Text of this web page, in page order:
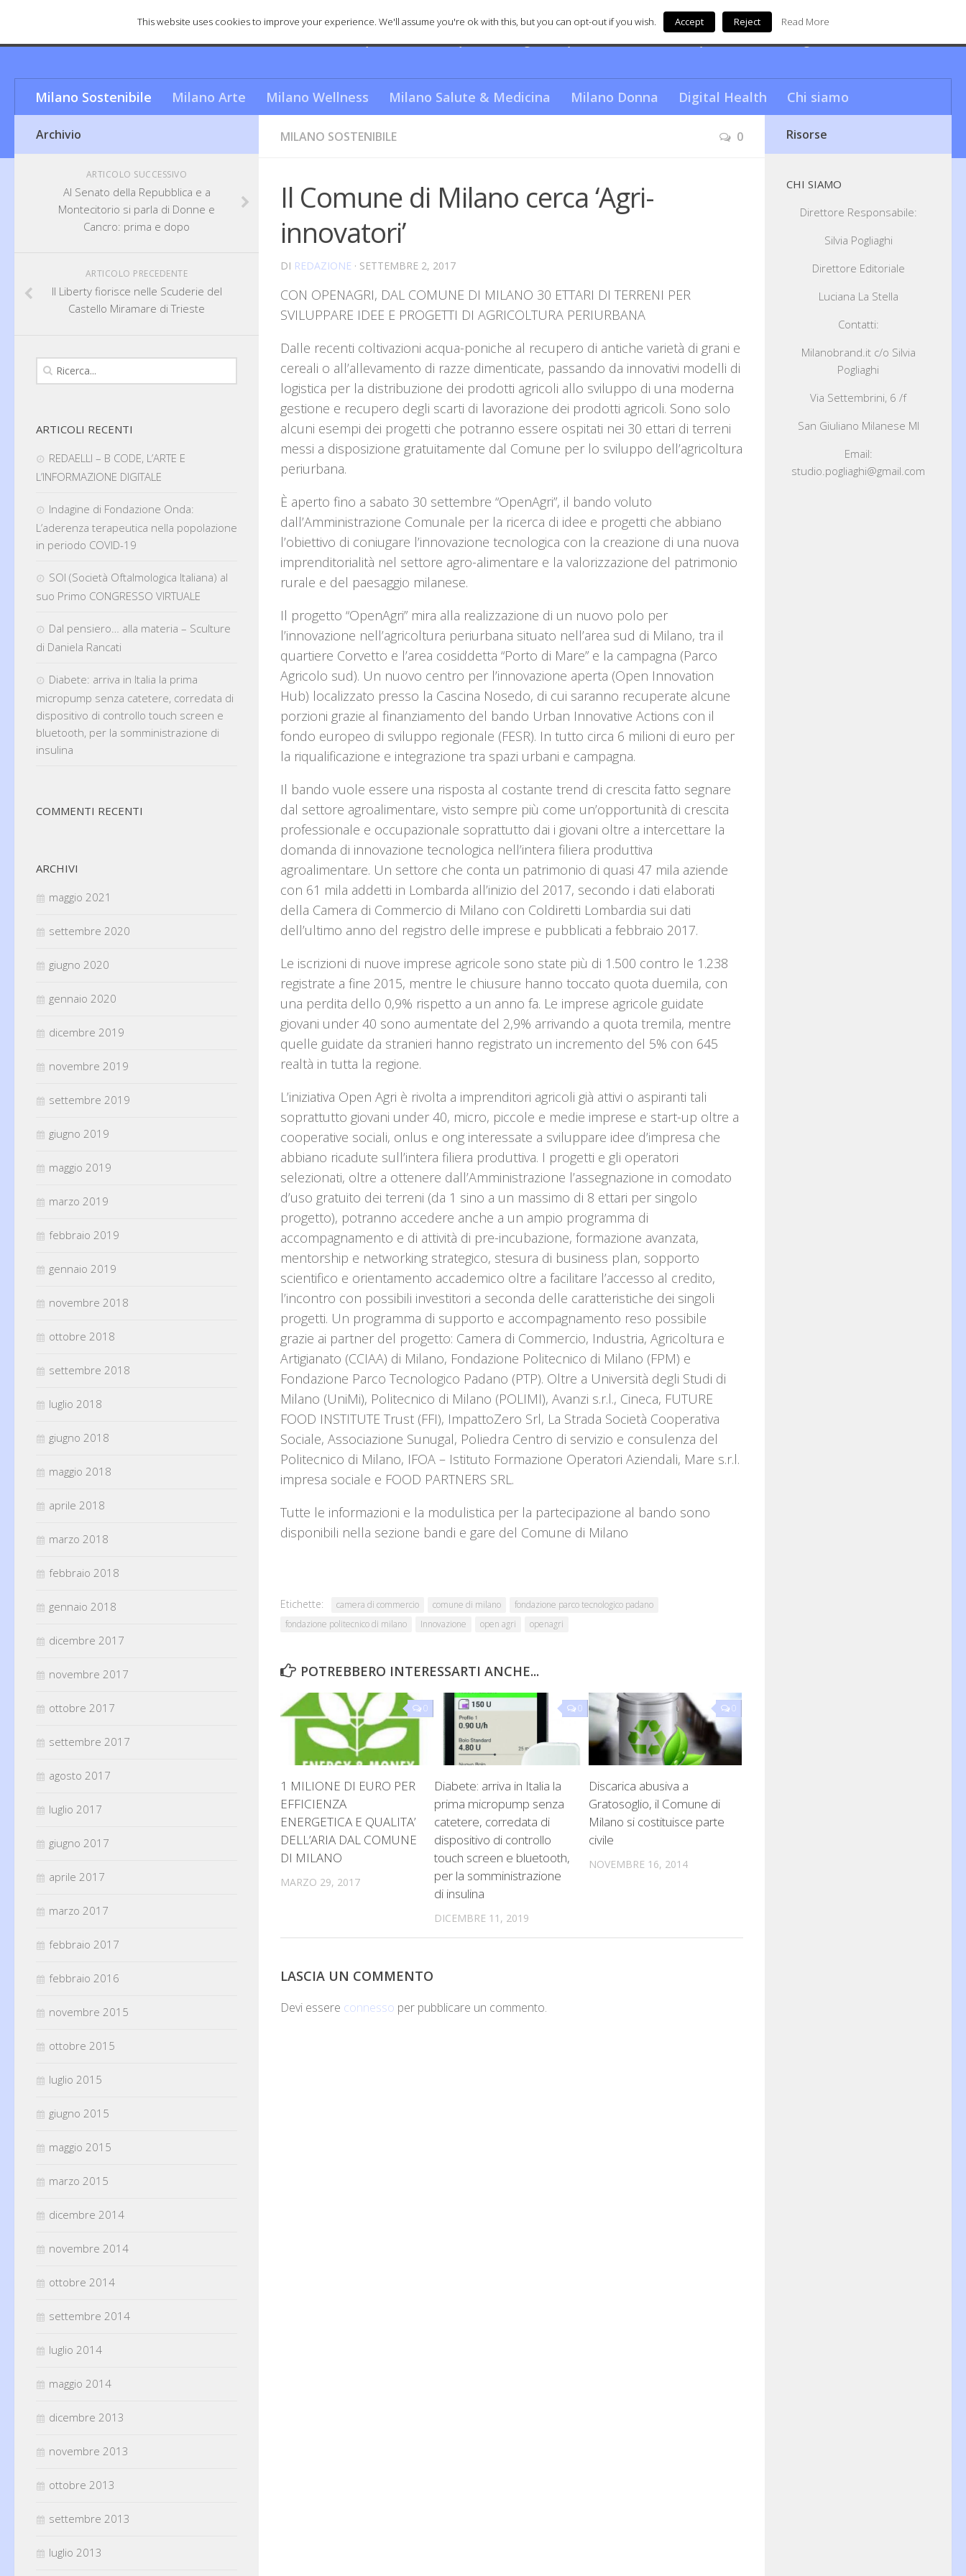
Cosa rende Milano una città unica e spettacolare? Scopriamo i segreti e quello che rende unica questa città…da sogno!
Milano Sostenibile Milano Arte Milano Wellness Milano Salute & Medicina Milano Donna Digital Health Chi siamo
MILANO SOSTENIBILE 0
Il Comune di Milano cerca ‘Agri-
innovatori’
DI REDAZIONE · SETTEMBRE 2, 2017
CON OPENAGRI, DAL COMUNE DI MILANO 30 ETTARI DI TERRENI PER
SVILUPPARE IDEE E PROGETTI DI AGRICOLTURA PERIURBANA
Dalle recenti coltivazioni acqua-poniche al recupero di antiche varietà di grani e
cereali o all’allevamento di razze dimenticate, passando da innovativi modelli di
logistica per la distribuzione dei prodotti agricoli allo sviluppo di una moderna
gestione e recupero degli scarti di lavorazione dei prodotti agricoli. Sono solo
alcuni esempi dei progetti che potranno essere ospitati nei 30 ettari di terreni
messi a disposizione gratuitamente dal Comune per lo sviluppo dell’agricoltura
periurbana.
È aperto fino a sabato 30 settembre “OpenAgri”, il bando voluto
dall’Amministrazione Comunale per la ricerca di idee e progetti che abbiano
l’obiettivo di coniugare l’innovazione tecnologica con la creazione di una nuova
imprenditorialità nel settore agro-alimentare e la valorizzazione del patrimonio
rurale e del paesaggio milanese.
Il progetto “OpenAgri” mira alla realizzazione di un nuovo polo per
l’innovazione nell’agricoltura periurbana situato nell’area sud di Milano, tra il
quartiere Corvetto e l’area cosiddetta “Porto di Mare” e la campagna (Parco
Agricolo sud). Un nuovo centro per l’innovazione aperta (Open Innovation
Hub) localizzato presso la Cascina Nosedo, di cui saranno recuperate alcune
porzioni grazie al finanziamento del bando Urban Innovative Actions con il
fondo europeo di sviluppo regionale (FESR). In tutto circa 6 milioni di euro per
la riqualificazione e integrazione tra spazi urbani e campagna.
Il bando vuole essere una risposta al costante trend di crescita fatto segnare
dal settore agroalimentare, visto sempre più come un’opportunità di crescita
professionale e occupazionale soprattutto dai i giovani oltre a intercettare la
domanda di innovazione tecnologica nell’intera filiera produttiva
agroalimentare. Un settore che conta un patrimonio di quasi 47 mila aziende
con 61 mila addetti in Lombarda all’inizio del 2017, secondo i dati elaborati
della Camera di Commercio di Milano con Coldiretti Lombardia sui dati
dell’ultimo anno del registro delle imprese e pubblicati a febbraio 2017.
Le iscrizioni di nuove imprese agricole sono state più di 1.500 contro le 1.238
registrate a fine 2015, mentre le chiusure hanno toccato quota duemila, con
una perdita dello 0,9% rispetto a un anno fa. Le imprese agricole guidate
giovani under 40 sono aumentate del 2,9% arrivando a quota tremila, mentre
quelle guidate da stranieri hanno registrato un incremento del 5% con 645
realtà in tutta la regione.
L’iniziativa Open Agri è rivolta a imprenditori agricoli già attivi o aspiranti tali
soprattutto giovani under 40, micro, piccole e medie imprese e start-up oltre a
cooperative sociali, onlus e ong interessate a sviluppare idee d’impresa che
abbiano ricadute sull’intera filiera produttiva. I progetti e gli operatori
selezionati, oltre a ottenere dall’Amministrazione l’assegnazione in comodato
d’uso gratuito dei terreni (da 1 sino a un massimo di 8 ettari per singolo
progetto), potranno accedere anche a un ampio programma di
accompagnamento e di attività di pre-incubazione, formazione avanzata,
mentorship e networking strategico, stesura di business plan, sopporto
scientifico e orientamento accademico oltre a facilitare l’accesso al credito,
l’incontro con possibili investitori a seconda delle caratteristiche dei singoli
progetti. Un programma di supporto e accompagnamento reso possibile
grazie ai partner del progetto: Camera di Commercio, Industria, Agricoltura e
Artigianato (CCIAA) di Milano, Fondazione Politecnico di Milano (FPM) e
Fondazione Parco Tecnologico Padano (PTP). Oltre a Università degli Studi di
Milano (UniMi), Politecnico di Milano (POLIMI), Avanzi s.r.l., Cineca, FUTURE
FOOD INSTITUTE Trust (FFI), ImpattoZero Srl, La Strada Società Cooperativa
Sociale, Associazione Sunugal, Poliedra Centro di servizio e consulenza del
Politecnico di Milano, IFOA – Istituto Formazione Operatori Aziendali, Mare s.r.l.
impresa sociale e FOOD PARTNERS SRL.
Tutte le informazioni e la modulistica per la partecipazione al bando sono
disponibili nella sezione bandi e gare del Comune di Milano
Etichette: camera di commercio comune di milano
fondazione parco tecnologico padano
fondazione politecnico di milano
Innovazione open agri openagri
POTREBBERO INTERESSARTI ANCHE...
0
1 MILIONE DI EURO PER
EFFICIENZA
ENERGETICA E QUALITA’
DELL’ARIA DAL COMUNE
DI MILANO
MARZO 29, 2017
0
Diabete: arriva in Italia la
prima micropump senza
catetere, corredata di
dispositivo di controllo
touch screen e bluetooth,
per la somministrazione
di insulina
DICEMBRE 11, 2019
0
Discarica abusiva a
Gratosoglio, il Comune di
Milano si costituisce parte
civile
NOVEMBRE 16, 2014
LASCIA UN COMMENTO
Devi essere connesso per pubblicare un commento.
Archivio
ARTICOLO SUCCESSIVO
Al Senato della Repubblica e a
Montecitorio si parla di Donne e
Cancro: prima e dopo
ARTICOLO PRECEDENTE
Il Liberty fiorisce nelle Scuderie del
Castello Miramare di Trieste
ARTICOLI RECENTI
REDAELLI – B CODE, L’ARTE E
L’INFORMAZIONE DIGITALE
Indagine di Fondazione Onda:
L’aderenza terapeutica nella popolazione
in periodo COVID-19
SOI (Società Oftalmologica Italiana) al
suo Primo CONGRESSO VIRTUALE
Dal pensiero… alla materia – Sculture
di Daniela Rancati
Diabete: arriva in Italia la prima
micropump senza catetere, corredata di
dispositivo di controllo touch screen e
bluetooth, per la somministrazione di
insulina
COMMENTI RECENTI
ARCHIVI
maggio 2021
settembre 2020
giugno 2020
gennaio 2020
dicembre 2019
novembre 2019
settembre 2019
giugno 2019
maggio 2019
marzo 2019
febbraio 2019
gennaio 2019
novembre 2018
ottobre 2018
settembre 2018
luglio 2018
giugno 2018
maggio 2018
aprile 2018
marzo 2018
febbraio 2018
gennaio 2018
dicembre 2017
novembre 2017
ottobre 2017
settembre 2017
agosto 2017
luglio 2017
giugno 2017
aprile 2017
marzo 2017
febbraio 2017
febbraio 2016
novembre 2015
ottobre 2015
luglio 2015
giugno 2015
maggio 2015
marzo 2015
dicembre 2014
novembre 2014
ottobre 2014
settembre 2014
luglio 2014
maggio 2014
dicembre 2013
novembre 2013
ottobre 2013
settembre 2013
luglio 2013
Risorse
CHI SIAMO
Direttore Responsabile:
Silvia Pogliaghi
Direttore Editoriale
Luciana La Stella
Contatti:
Milanobrand.it c/o Silvia
Pogliaghi
Via Settembrini, 6 /f
San Giuliano Milanese MI
Email:
studio.pogliaghi@gmail.com
This website uses cookies to improve your experience. We'll assume you're ok with this, but you can opt-out if you wish. Accept Reject Read More